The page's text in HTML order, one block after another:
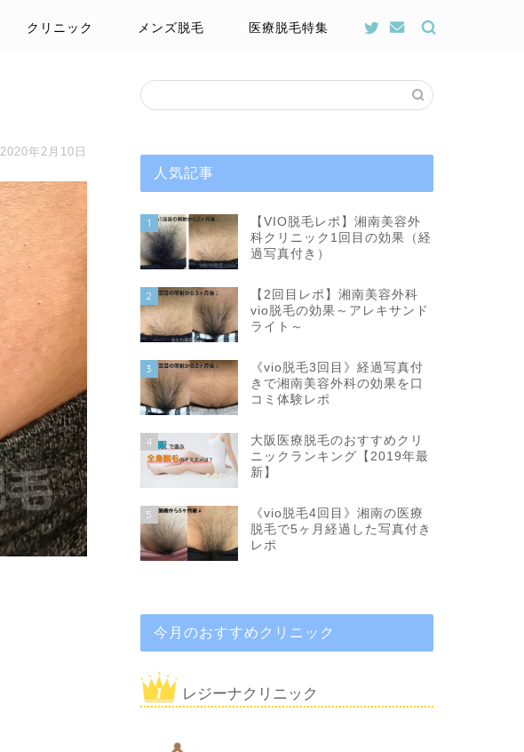
クリニック メンズ脱毛 医療脱毛特集
2020年2月10日
人気記事
1
【VIO脱毛レポ】湘南美容外
科クリニック1回目の効果（経
過写真付き）
2
【2回目レポ】湘南美容外科
vio脱毛の効果～アレキサンド
ライト～
3
《vio脱毛3回目》経過写真付
きで湘南美容外科の効果を口
コミ体験レポ
4
大阪医療脱毛のおすすめクリ
ニックランキング【2019年最
新】
5
《vio脱毛4回目》湘南の医療
脱毛で5ヶ月経過した写真付き
レポ
今月のおすすめクリニック
レジーナクリニック